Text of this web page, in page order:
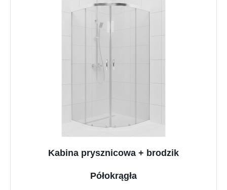
Kabina prysznicowa + brodzik
Półokrągła